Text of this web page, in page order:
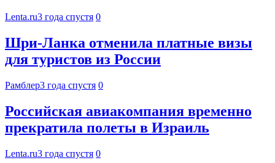
Lenta.ru3 года спустя 0
Шри-Ланка отменила платные визы
для туристов из России
Рамблер3 года спустя 0
Российская авиакомпания временно
прекратила полеты в Израиль
Lenta.ru3 года спустя 0